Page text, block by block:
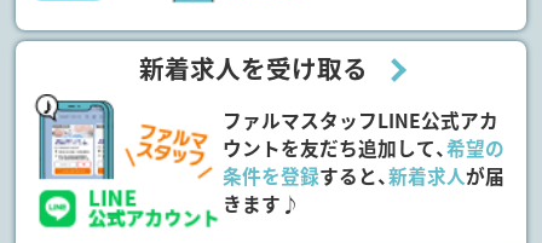
新着求人を受け取る
ファルマスタッフLINE公式アカ
ウントを友だち追加して、希望の
条件を登録すると、新着求人が届
きます♪